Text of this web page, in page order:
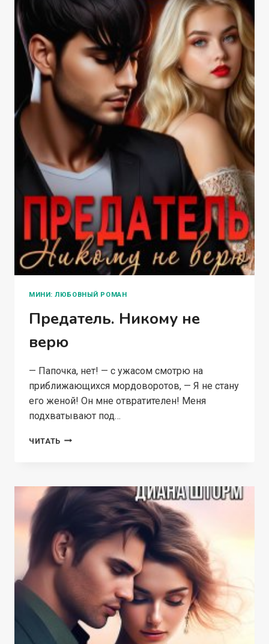
МИНИ: ЛЮБОВНЫЙ РОМАН
Предатель. Никому не
верю
— Папочка, нет! — с ужасом смотрю на
приближающихся мордоворотов, — Я не стану
его женой! Он мне отвратителен! Меня
подхватывают под…
ЧИТАТЬ ПРЕДАТЕЛЬ.